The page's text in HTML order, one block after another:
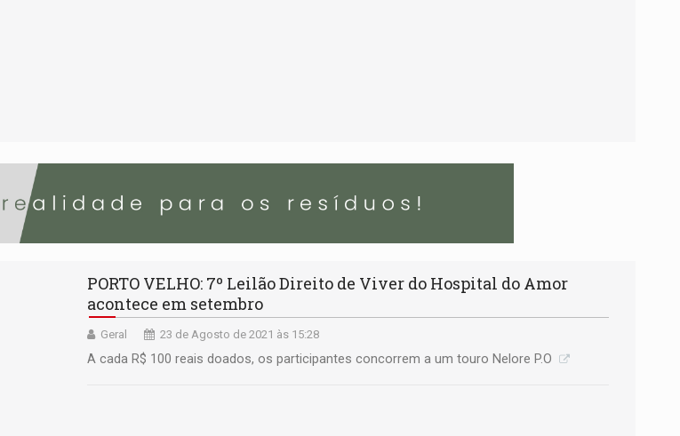
PORTO VELHO: 7º Leilão Direito de Viver do Hospital do Amor
acontece em setembro
Geral 23 de Agosto de 2021 às 15:28
A cada R$ 100 reais doados, os participantes concorrem a um touro Nelore P.O